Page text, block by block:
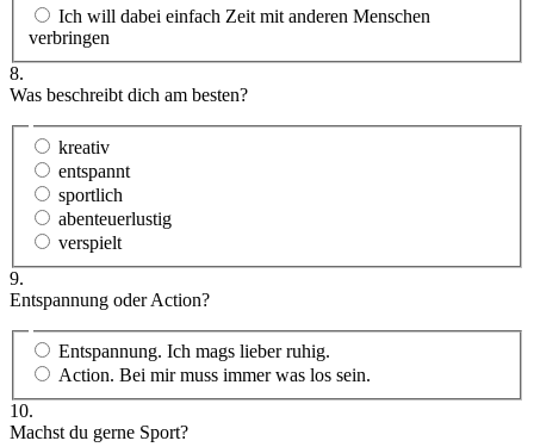
Ich will dabei einfach Zeit mit anderen Menschen
verbringen
8.
Was beschreibt dich am besten?
kreativ
entspannt
sportlich
abenteuerlustig
verspielt
9.
Entspannung oder Action?
Entspannung. Ich mags lieber ruhig.
Action. Bei mir muss immer was los sein.
10.
Machst du gerne Sport?